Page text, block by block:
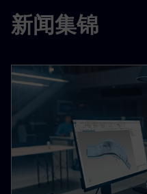
新闻集锦